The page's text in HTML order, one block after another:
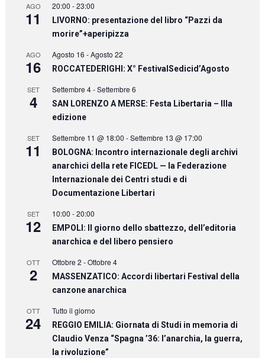
AGO
11
20:00 -23:00
LIVORNO: presentazione del libro “Pazzi da
morire”+aperipizza
AGO
16
Agosto 16 -Agosto 22
ROCCATEDERIGHI: X° FestivalSedicid’Agosto
SET
4
Settembre 4-Settembre 6
SAN LORENZO A MERSE: Festa Libertaria – IIIa
edizione
SET
11
Settembre 11 @ 18:00 -Settembre 13 @ 17:00
BOLOGNA: Incontro internazionale degli archivi
anarchici della rete FICEDL — la Federazione
Internazionale dei Centri studi e di
Documentazione Libertari
SET
12
10:00 -20:00
EMPOLI: Il giorno dello sbattezzo, dell’editoria
anarchica e del libero pensiero
OTT
2
Ottobre 2 -Ottobre 4
MASSENZATICO: Accordi libertari Festival della
canzone anarchica
OTT
24
Tutto il giorno
REGGIO EMILIA: Giornata di Studi in memoria di
Claudio Venza “Spagna ’36: l’anarchia, la guerra,
la rivoluzione”